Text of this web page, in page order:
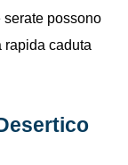
serate possono
rapida caduta